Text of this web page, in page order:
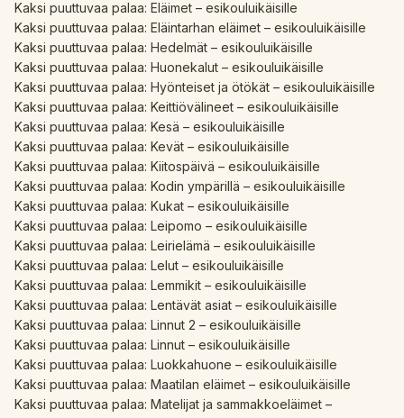
Kaksi puuttuvaa palaa: Eläimet – esikouluikäisille
Kaksi puuttuvaa palaa: Eläintarhan eläimet – esikouluikäisille
Kaksi puuttuvaa palaa: Hedelmät – esikouluikäisille
Kaksi puuttuvaa palaa: Huonekalut – esikouluikäisille
Kaksi puuttuvaa palaa: Hyönteiset ja ötökät – esikouluikäisille
Kaksi puuttuvaa palaa: Keittiövälineet – esikouluikäisille
Kaksi puuttuvaa palaa: Kesä – esikouluikäisille
Kaksi puuttuvaa palaa: Kevät – esikouluikäisille
Kaksi puuttuvaa palaa: Kiitospäivä – esikouluikäisille
Kaksi puuttuvaa palaa: Kodin ympärillä – esikouluikäisille
Kaksi puuttuvaa palaa: Kukat – esikouluikäisille
Kaksi puuttuvaa palaa: Leipomo – esikouluikäisille
Kaksi puuttuvaa palaa: Leirielämä – esikouluikäisille
Kaksi puuttuvaa palaa: Lelut – esikouluikäisille
Kaksi puuttuvaa palaa: Lemmikit – esikouluikäisille
Kaksi puuttuvaa palaa: Lentävät asiat – esikouluikäisille
Kaksi puuttuvaa palaa: Linnut 2 – esikouluikäisille
Kaksi puuttuvaa palaa: Linnut – esikouluikäisille
Kaksi puuttuvaa palaa: Luokkahuone – esikouluikäisille
Kaksi puuttuvaa palaa: Maatilan eläimet – esikouluikäisille
Kaksi puuttuvaa palaa: Matelijat ja sammakkoeläimet –